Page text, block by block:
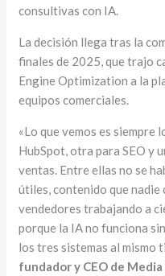
consultivas con IA.
La decisión llega tras la
finales de 2025, que trajo
Engine Optimization a la
equipos comerciales.
«Lo que vemos es siempre
HubSpot, otra para SEO y
ventas. Entre ellas no se
útiles, contenido que nadie
vendedores trabajando a
porque la IA no funciona
los tres sistemas al mismo
fundador y CEO de